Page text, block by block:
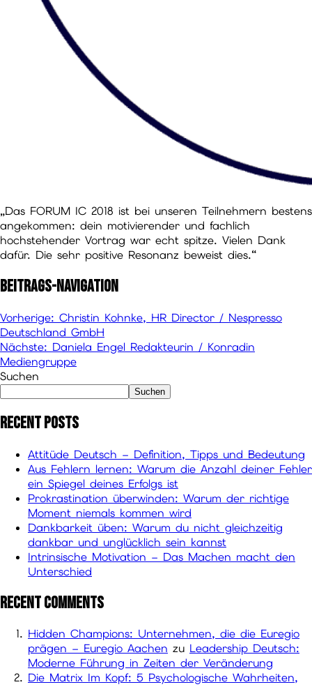
„Das FORUM IC 2018 ist bei unseren Teilnehmern bestens
angekommen: dein motivierender und fachlich
hochstehender Vortrag war echt spitze. Vielen Dank
dafür. Die sehr positive Resonanz beweist dies.“
Beitrags-Navigation
Vorherige: Christin Kohnke, HR Director / Nespresso
Deutschland GmbH
Nächste: Daniela Engel Redakteurin / Konradin
Mediengruppe
Suchen
Suchen
Recent Posts
Attitüde Deutsch – Definition, Tipps und Bedeutung
Aus Fehlern lernen: Warum die Anzahl deiner Fehler
ein Spiegel deines Erfolgs ist
Prokrastination überwinden: Warum der richtige
Moment niemals kommen wird
Dankbarkeit üben: Warum du nicht gleichzeitig
dankbar und unglücklich sein kannst
Intrinsische Motivation – Das Machen macht den
Unterschied
Recent Comments
Hidden Champions: Unternehmen, die die Euregio
prägen – Euregio Aachen zu Leadership Deutsch:
Moderne Führung in Zeiten der Veränderung
Die Matrix Im Kopf: 5 Psychologische Wahrheiten,